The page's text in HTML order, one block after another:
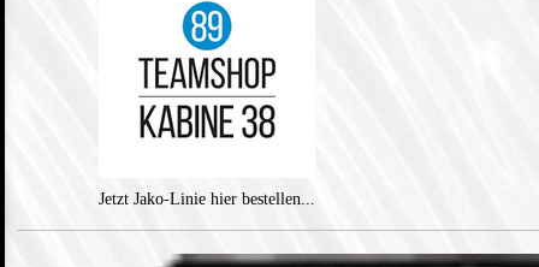
Jetzt Jako-Linie hier bestellen...